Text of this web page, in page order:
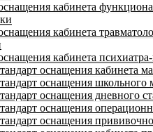
кабинета
кабинета
кабинета
оснащения кабинета
оснащения школьного
оснащения дневного
оснащения
оснащения